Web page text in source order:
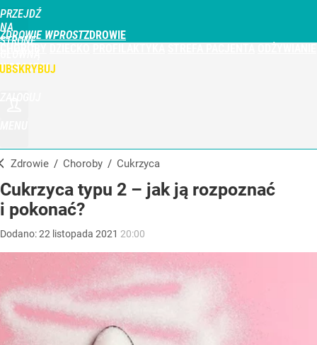
PRZEJDŹ
NA
STRONĘ
WPROST.PL
ZDROWIE WPROST
Zdrowie / Choroby / Cukrzyca
Cukrzyca typu 2 – jak ją rozpoznać
i pokonać?
Dodano:22 listopada 2021 20:00